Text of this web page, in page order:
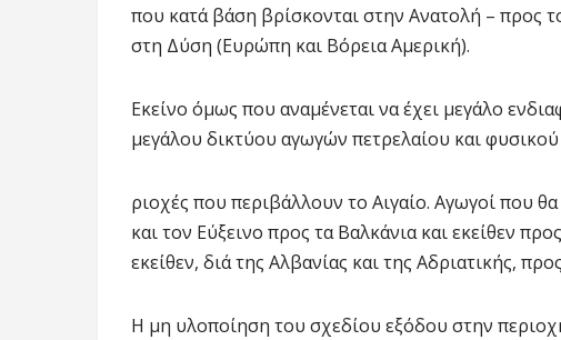
που κατά βάση βρίσκονται στην Ανατολή – προς
στη Δύση (Ευρώπη και Βόρεια Αμερική).
Εκείνο όμως που αναμένεται να έχει μεγάλο
μεγάλου δικτύου αγωγών πετρελαίου και φυσικού
ριοχές που περιβάλλουν το Αιγαίο. Αγωγοί που
και τον Εύξεινο προς τα Βαλκάνια και εκείθεν
εκείθεν, διά της Αλβανίας και της Αδριατικής,
Η μη υλοποίηση του σχεδίου εξόδου στην